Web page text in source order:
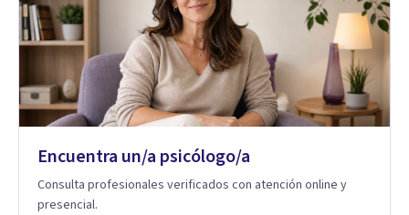
Encuentra un/a psicólogo/a
Consulta profesionales verificados con atención online y
presencial.